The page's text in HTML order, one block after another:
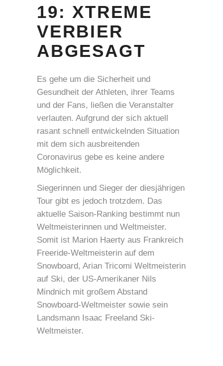
19: XTREME
VERBIER
ABGESAGT
Es gehe um die Sicherheit und
Gesundheit der Athleten, ihrer Teams
und der Fans, ließen die Veranstalter
verlauten. Aufgrund der sich aktuell
rasant schnell entwickelnden Situation
mit dem sich ausbreitenden
Coronavirus gebe es keine andere
Möglichkeit.
Siegerinnen und Sieger der diesjährigen
Tour gibt es jedoch trotzdem. Das
aktuelle Saison-Ranking bestimmt nun
Weltmeisterinnen und Weltmeister.
Somit ist Marion Haerty aus Frankreich
Freeride-Weltmeisterin auf dem
Snowboard, Arian Tricomi Weltmeisterin
auf Ski, der US-Amerikaner Nils
Mindnich mit großem Abstand
Snowboard-Weltmeister sowie sein
Landsmann Isaac Freeland Ski-
Weltmeister.